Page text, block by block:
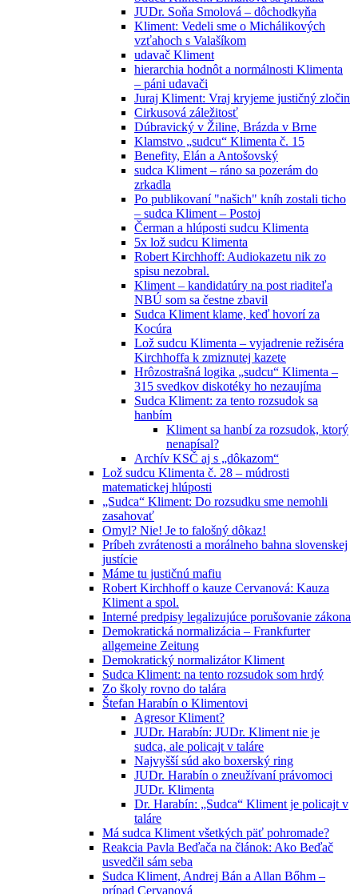
JUDr. Soňa Smolová – dôchodkyňa
Kliment: Vedeli sme o Michálikových
vzťahoch s Valašíkom
udavač Kliment
hierarchia hodnôt a normálnosti Klimenta
– páni udavači
Juraj Kliment: Vraj kryjeme justičný zločin
Cirkusová záležitosť
Dúbravický v Žiline, Brázda v Brne
Klamstvo „sudcu“ Klimenta č. 15
Benefity, Elán a Antošovský
sudca Kliment – ráno sa pozerám do
zrkadla
Po publikovaní "našich" kníh zostali ticho
– sudca Kliment – Postoj
Čerman a hlúposti sudcu Klimenta
5x lož sudcu Klimenta
Robert Kirchhoff: Audiokazetu nik zo
spisu nezobral.
Kliment – kandidatúry na post riaditeľa
NBÚ som sa čestne zbavil
Sudca Kliment klame, keď hovorí za
Kocúra
Lož sudcu Klimenta – vyjadrenie režiséra
Kirchhoffa k zmiznutej kazete
Hrôzostrašná logika „sudcu“ Klimenta –
315 svedkov diskotéky ho nezaujíma
Sudca Kliment: za tento rozsudok sa
hanbím
Kliment sa hanbí za rozsudok, ktorý
nenapísal?
Archív KSČ aj s „dôkazom“
Lož sudcu Klimenta č. 28 – múdrosti
matematickej hlúposti
„Sudca“ Kliment: Do rozsudku sme nemohli
zasahovať
Omyl? Nie! Je to falošný dôkaz!
Príbeh zvrátenosti a morálneho bahna slovenskej
justície
Máme tu justičnú mafiu
Robert Kirchhoff o kauze Cervanová: Kauza
Kliment a spol.
Interné predpisy legalizujúce porušovanie zákona
Demokratická normalizácia – Frankfurter
allgemeine Zeitung
Demokratický normalizátor Kliment
Sudca Kliment: na tento rozsudok som hrdý
Zo školy rovno do talára
Štefan Harabín o Klimentovi
Agresor Kliment?
JUDr. Harabín: JUDr. Kliment nie je
sudca, ale policajt v taláre
Najvyšší súd ako boxerský ring
JUDr. Harabín o zneužívaní právomoci
JUDr. Klimenta
Dr. Harabín: „Sudca“ Kliment je policajt v
taláre
Má sudca Kliment všetkých päť pohromade?
Reakcia Pavla Beďača na článok: Ako Beďač
usvedčil sám seba
Sudca Kliment, Andrej Bán a Allan Bőhm –
prípad Cervanová